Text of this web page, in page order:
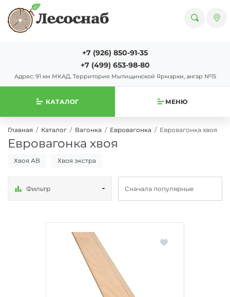
+7 (926) 850-91-35
+7 (499) 653-98-80
Адрес: 91 км МКАД. Территория Мытищинской Ярмарки, ангар №15
КАТАЛОГ МЕНЮ
Главная Каталог Вагонка Евровагонка Евровагонка хвоя
Евровагонка хвоя
Хвоя АВ Хвоя экстра
Фильтр